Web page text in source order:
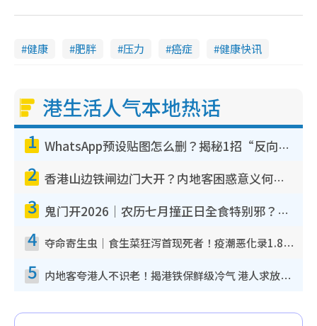
健康 肥胖 压力 癌症 健康快讯
港生活人气本地热话
1 WhatsApp预设贴图怎么删？揭秘1招“反向操作”还原简洁界面 附3步实测教程
2 香港山边铁闸边门大开？内地客困惑意义何在！网友神回复：这种叫法理性防御
3 鬼门开2026｜农历七月撞正日全食特别邪？专家警告切忌做一事！揭4大禁忌+2招保平安
4 夺命寄生虫｜食生菜狂泻首现死者！疫潮恶化录1.8万宗病例 揭洗菜3大谬误
5 内地客夸港人不识老！揭港铁保鲜级冷气 港人求放过：别投诉